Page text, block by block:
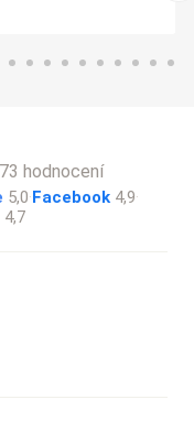
hodnocení
5,0·Facebook 4,9·
4,7